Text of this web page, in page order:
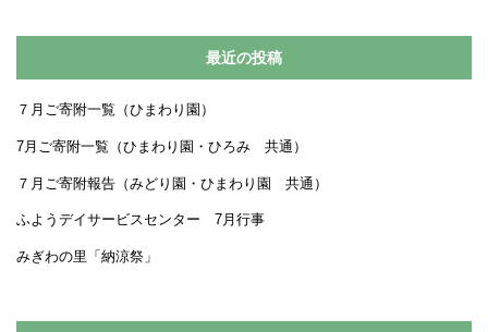
最近の投稿
７月ご寄附一覧（ひまわり園）
7月ご寄附一覧（ひまわり園・ひろみ 共通）
７月ご寄附報告（みどり園・ひまわり園 共通）
ふようデイサービスセンター 7月行事
みぎわの里「納涼祭」